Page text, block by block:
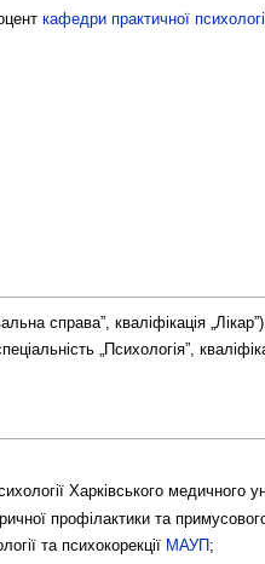
кафедри практичної
справа”, кваліфікація „Лікар”).
„Психологія”,
Харківського медичного
профілактики та
та психокорекції МАУП ;